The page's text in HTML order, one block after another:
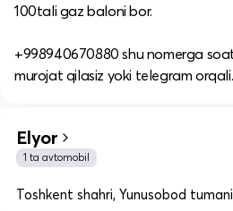
100tali gaz baloni bor.
+998940670880 shu nomerga
murojat qilasiz yoki telegram orqali.
Elyor
1 ta avtomobil
Toshkent shahri, Yunusobod tumani